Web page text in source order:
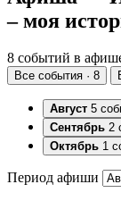
– моя
8 событий в
Все события · 8
Август 5
Сентябрь 2
Октябрь 1
Период афиши